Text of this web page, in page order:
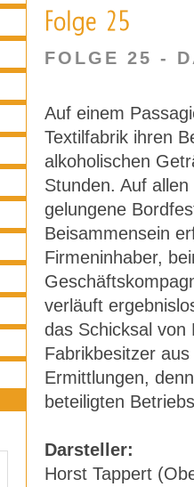
FOLGE 25 -
Auf einem
Textilfabrik ihren
alkoholischen
Stunden. Auf
gelungene
Beisammensein
Firmeninhaber,
verläuft
das Schicksal von
Fabrikbesitzer
Ermittlungen,
beteiligten
Darsteller:
Horst Tappert